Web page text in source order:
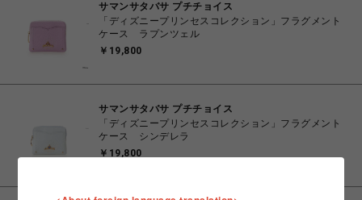
サマンサタバサ プチチョイス
「ディズニープリンセスコレクション」フラグメント
ケース ラプンツェル
￥19,800
サマンサタバサ プチチョイス
「ディズニープリンセスコレクション」フラグメント
ケース シンデレラ
￥19,800